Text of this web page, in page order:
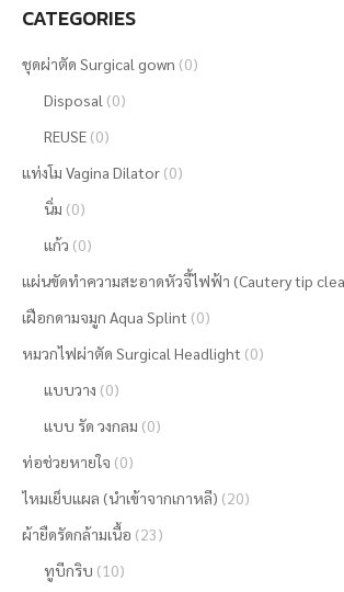
CATEGORIES
ชุดผ่าตัด Surgical gown (0)
Disposal (0)
REUSE (0)
แท่งโม Vagina Dilator (0)
นิ่ม (0)
แก้ว (0)
แผ่นขัดทำความสะอาดหัวจี้ไฟฟ้า (Cautery tip
เฝือกดามจมูก Aqua Splint (0)
หมวกไฟผ่าตัด Surgical Headlight (0)
แบบวาง (0)
แบบ รัด วงกลม (0)
ท่อช่วยหายใจ (0)
ไหมเย็บแผล (นำเข้าจากเกาหลี) (20)
ผ้ายืดรัดกล้ามเนื้อ (23)
ทูบีกริบ (10)